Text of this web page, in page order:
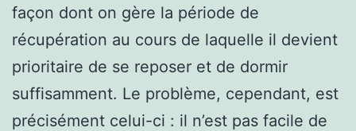
façon dont on gère la période de
récupération au cours de laquelle il devient
prioritaire de se reposer et de dormir
suffisamment. Le problème, cependant, est
précisément celui-ci : il n’est pas facile de